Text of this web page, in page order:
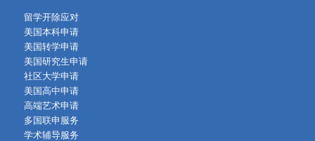
留学开除应对
美国本科申请
美国转学申请
美国研究生申请
社区大学申请
美国高中申请
高端艺术申请
多国联申服务
学术辅导服务